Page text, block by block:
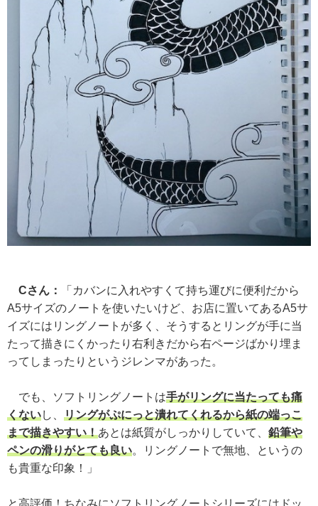
Cさん：
「カバンに入れやすくて持ち運びに便利だから
A5サイズのノートを使いたいけど、お店に置いてあるA5サ
イズにはリングノートが多く、そうするとリングが手に当
たって描きにくかったり右利きだから右ページばかり埋ま
ってしまったりというジレンマがあった。
でも、ソフトリングノートは手がリングに当たっても痛
くないし、 リングがぷにっと潰れてくれるから紙の端っこ
まで描きやすい！あとは紙質がしっかりしていて、 鉛筆や
ペンの滑りがとても良い。リングノートで無地、というの
も貴重な印象！」